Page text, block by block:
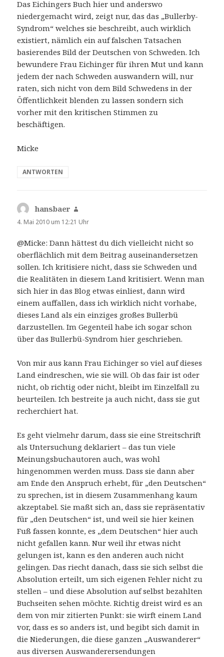
Das Eichingers Buch hier und anderswo
niedergemacht wird, zeigt nur, das das „Bullerby-
Syndrom“ welches sie beschreibt, auch wirklich
existiert, nämlich ein auf falschen Tatsachen
basierendes Bild der Deutschen von Schweden. Ich
bewundere Frau Eichinger für ihren Mut und kann
jedem der nach Schweden auswandern will, nur
raten, sich nicht von dem Bild Schwedens in der
Öffentlichkeit blenden zu lassen sondern sich
vorher mit den kritischen Stimmen zu
beschäftigen.
Micke
ANTWORTEN
hansbaer
4. Mai 2010 um 12:21 Uhr
@Micke: Dann hättest du dich vielleicht nicht so
oberflächlich mit dem Beitrag auseinandersetzen
sollen. Ich kritisiere nicht, dass sie Schweden und
die Realitäten in diesem Land kritisiert. Wenn man
sich hier in das Blog etwas einliest, dann wird
einem auffallen, dass ich wirklich nicht vorhabe,
dieses Land als ein einziges großes Bullerbü
darzustellen. Im Gegenteil habe ich sogar schon
über das Bullerbü-Syndrom hier geschrieben.
Von mir aus kann Frau Eichinger so viel auf dieses
Land eindreschen, wie sie will. Ob das fair ist oder
nicht, ob richtig oder nicht, bleibt im Einzelfall zu
beurteilen. Ich bestreite ja auch nicht, dass sie gut
recherchiert hat.
Es geht vielmehr darum, dass sie eine Streitschrift
als Untersuchung deklariert – das tun viele
Meinungsbuchautoren auch, was wohl
hingenommen werden muss. Dass sie dann aber
am Ende den Anspruch erhebt, für „den Deutschen“
zu sprechen, ist in diesem Zusammenhang kaum
akzeptabel. Sie maßt sich an, dass sie repräsentativ
für „den Deutschen“ ist, und weil sie hier keinen
Fuß fassen konnte, es „dem Deutschen“ hier auch
nicht gefallen kann. Nur weil ihr etwas nicht
gelungen ist, kann es den anderen auch nicht
gelingen. Das riecht danach, dass sie sich selbst die
Absolution erteilt, um sich eigenen Fehler nicht zu
stellen – und diese Absolution auf selbst bezahlten
Buchseiten sehen möchte. Richtig dreist wird es an
dem von mir zitierten Punkt: sie wirft einem Land
vor, dass es so anders ist, und begibt sich damit in
die Niederungen, die diese ganzen „Auswanderer“
aus diversen Auswanderersendungen